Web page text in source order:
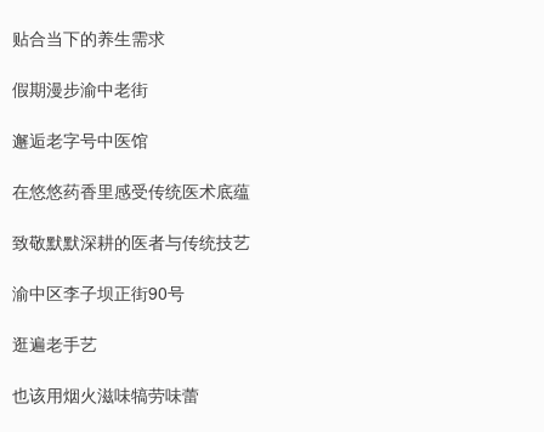
贴合当下的养生需求
假期漫步渝中老街
邂逅老字号中医馆
在悠悠药香里感受传统医术底蕴
致敬默默深耕的医者与传统技艺
渝中区李子坝正街90号
逛遍老手艺
也该用烟火滋味犒劳味蕾